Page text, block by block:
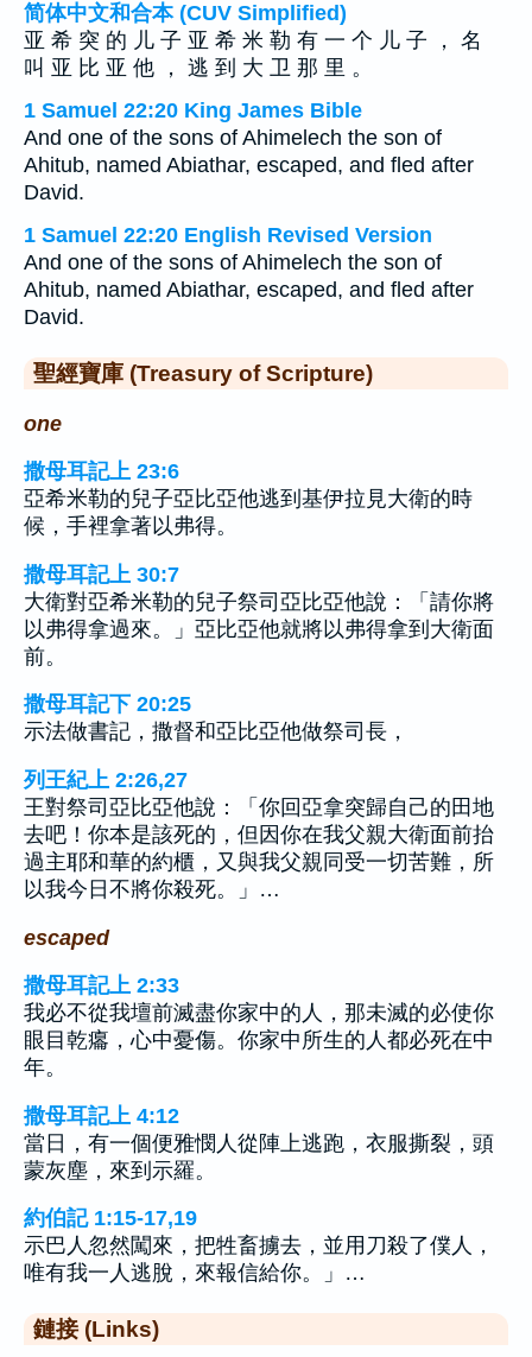
简体中文和合本 (CUV Simplified)
亚 希 突 的 儿 子 亚 希 米 勒 有 一 个 儿 子 ， 名
叫 亚 比 亚 他 ， 逃 到 大 卫 那 里 。
1 Samuel 22:20 King James Bible
And one of the sons of Ahimelech the son of
Ahitub, named Abiathar, escaped, and fled after
David.
1 Samuel 22:20 English Revised Version
And one of the sons of Ahimelech the son of
Ahitub, named Abiathar, escaped, and fled after
David.
聖經寶庫 (Treasury of Scripture)
one
撒母耳記上 23:6
亞希米勒的兒子亞比亞他逃到基伊拉見大衛的時
候，手裡拿著以弗得。
撒母耳記上 30:7
大衛對亞希米勒的兒子祭司亞比亞他說：「請你將
以弗得拿過來。」亞比亞他就將以弗得拿到大衛面
前。
撒母耳記下 20:25
示法做書記，撒督和亞比亞他做祭司長，
列王紀上 2:26,27
王對祭司亞比亞他說：「你回亞拿突歸自己的田地
去吧！你本是該死的，但因你在我父親大衛面前抬
過主耶和華的約櫃，又與我父親同受一切苦難，所
以我今日不將你殺死。」…
escaped
撒母耳記上 2:33
我必不從我壇前滅盡你家中的人，那未滅的必使你
眼目乾癟，心中憂傷。你家中所生的人都必死在中
年。
撒母耳記上 4:12
當日，有一個便雅憫人從陣上逃跑，衣服撕裂，頭
蒙灰塵，來到示羅。
約伯記 1:15-17,19
示巴人忽然闖來，把牲畜擄去，並用刀殺了僕人，
唯有我一人逃脫，來報信給你。」…
鏈接 (Links)